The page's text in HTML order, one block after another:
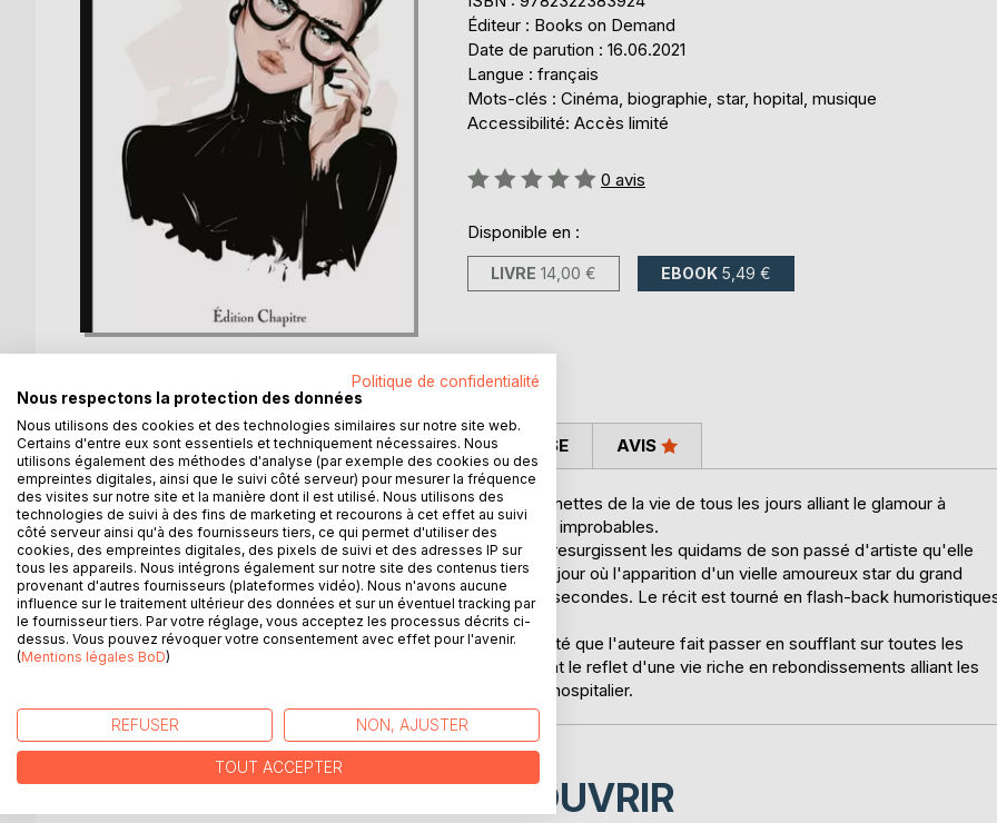
Éditeur : Books on Demand
Date de parution : 16.06.2021
Langue : français
Mots-clés : Cinéma, biographie, star, hopital, musique
Accessibilité: Accès limité
Évaluation:
0 avis
Disponible en :
LIVRE 14,00 € EBOOK 5,49 €
DESCRIPTION
"Attends faut que je te raconte" est construit sur des scénettes de la vie de tous les jours alliant le glamour à
l'opacité nécessaire du comment rire de toutes situations improbables.
L'auteure nous ballade dans les coulisses d'un hôpital où resurgissent les quidams de son passé d'artiste qu'elle
tâche depuis dix ans de cacher à ses collègues, jusqu'au jour où l'apparition d'un vielle amoureux star du grand
écran la découvre et grille son déguisement en quelques secondes. Le récit est tourné en flash-back
avec une écriture tranchante et pointue.
On découvre au fil des pages le message profond de vérité que l'auteure fait passer en soufflant sur toutes les
paillettes d'un monde superficiel.Quelques anecdotes sont le reflet d'une vie riche en rebondissements alliant les
trois univers clés, la politique, le monde du spectacle et l'hospitalier.
AUTEUR(S) CRITIQUES PRESSE AVIS
D’AUTRES TITRES À DÉCOUVRIR
Politique de confidentialité
Nous respectons la protection des données
Nous utilisons des cookies et des technologies similaires sur notre site web.
Certains d'entre eux sont essentiels et techniquement nécessaires. Nous
utilisons également des méthodes d'analyse (par exemple des cookies ou des
empreintes digitales, ainsi que le suivi côté serveur) pour mesurer la fréquence
des visites sur notre site et la manière dont il est utilisé. Nous utilisons des
technologies de suivi à des fins de marketing et recourons à cet effet au suivi
côté serveur ainsi qu'à des fournisseurs tiers, ce qui permet d'utiliser des
cookies, des empreintes digitales, des pixels de suivi et des adresses IP sur
tous les appareils. Nous intégrons également sur notre site des contenus tiers
provenant d'autres fournisseurs (plateformes vidéo). Nous n'avons aucune
influence sur le traitement ultérieur des données et sur un éventuel tracking par
le fournisseur tiers. Par votre réglage, vous acceptez les processus décrits ci-
dessus. Vous pouvez révoquer votre consentement avec effet pour l'avenir.
(Mentions légales BoD)
REFUSER NON, AJUSTER
TOUT ACCEPTER